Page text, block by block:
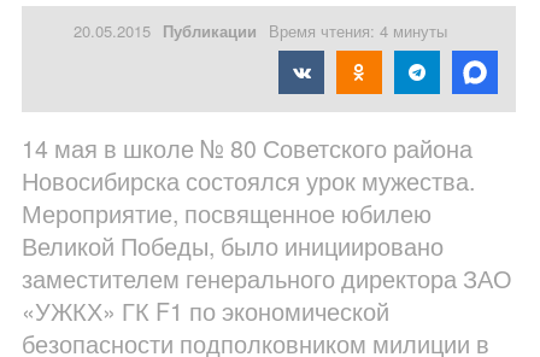
20.05.2015 Публикации Время чтения: 4 минуты
14 мая в школе № 80 Советского района
Новосибирска состоялся урок мужества.
Мероприятие, посвященное юбилею
Великой Победы, было инициировано
заместителем генерального директора ЗАО
«УЖКХ» ГК F1 по экономической
безопасности подполковником милиции в